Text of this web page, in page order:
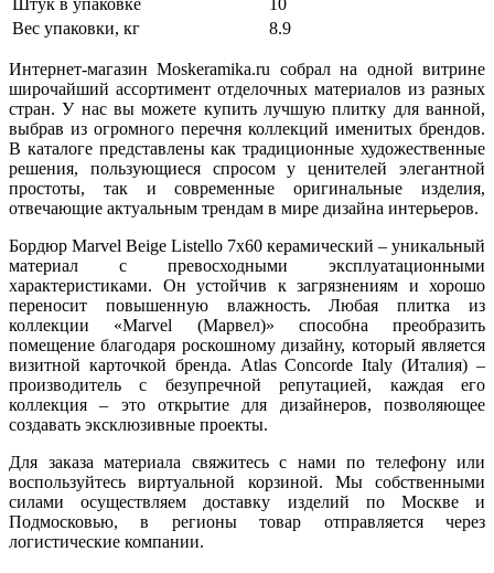
Штук в упаковке
10
Вес упаковки, кг
8.9
Интернет-магазин Moskeramika.ru собрал на одной витрине
широчайший ассортимент отделочных материалов из разных
стран. У нас вы можете купить лучшую плитку для ванной,
выбрав из огромного перечня коллекций именитых брендов.
В каталоге представлены как традиционные художественные
решения, пользующиеся спросом у ценителей элегантной
простоты, так и современные оригинальные изделия,
отвечающие актуальным трендам в мире дизайна интерьеров.
Бордюр Marvel Beige Listello 7x60 керамический – уникальный
материал с превосходными эксплуатационными
характеристиками. Он устойчив к загрязнениям и хорошо
переносит повышенную влажность. Любая плитка из
коллекции «Marvel (Марвел)» способна преобразить
помещение благодаря роскошному дизайну, который является
визитной карточкой бренда. Atlas Concorde Italy (Италия) –
производитель с безупречной репутацией, каждая его
коллекция – это открытие для дизайнеров, позволяющее
создавать эксклюзивные проекты.
Для заказа материала свяжитесь с нами по телефону или
воспользуйтесь виртуальной корзиной. Мы собственными
силами осуществляем доставку изделий по Москве и
Подмосковью, в регионы товар отправляется через
логистические компании.